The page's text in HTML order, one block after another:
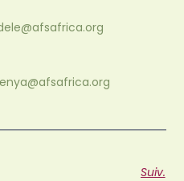
Suiv.